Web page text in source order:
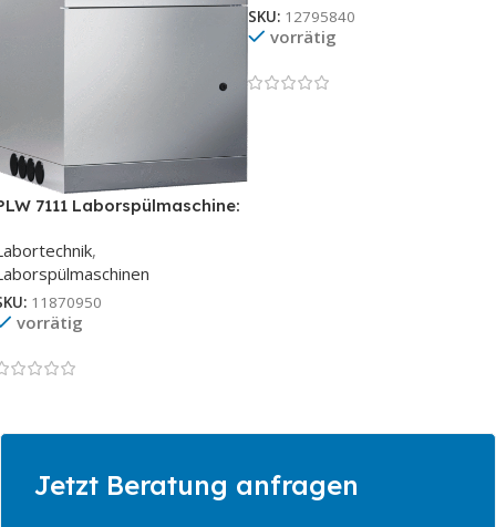
7111 Laborspülmaschine:
,
11870950
vorrätig
SKU: 12795840
vorrätig
Jetzt Beratung anfragen